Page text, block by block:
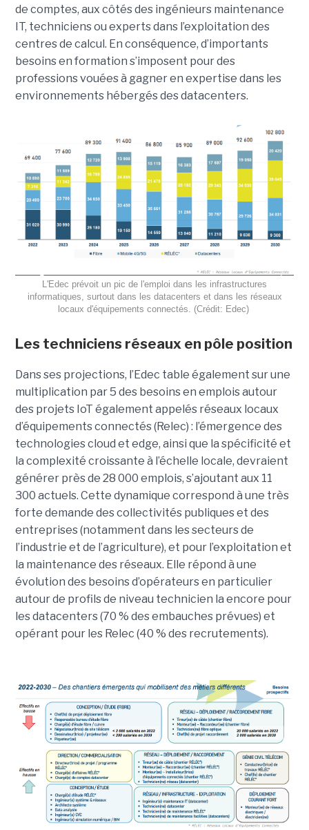
de comptes, aux côtés des ingénieurs maintenance
IT, techniciens ou experts dans l’exploitation des
centres de calcul. En conséquence, d’importants
besoins en formation s’imposent pour des
professions vouées à gagner en expertise dans les
environnements hébergés des datacenters.
L'Edec prévoit un pic de l'emploi dans les infrastructures
informatiques, surtout dans les datacenters et dans les réseaux
locaux d'équipements connectés. (Crédit: Edec)
Les techniciens réseaux en pôle position
Dans ses projections, l’Edec table également sur une
multiplication par 5 des besoins en emplois autour
des projets IoT également appelés réseaux locaux
d’équipements connectés (Relec) : l’émergence des
technologies cloud et edge, ainsi que la spécificité et
la complexité croissante à l’échelle locale, devraient
générer près de 28 000 emplois, s’ajoutant aux 11
300 actuels. Cette dynamique correspond à une très
forte demande des collectivités publiques et des
entreprises (notamment dans les secteurs de
l’industrie et de l’agriculture), et pour l’exploitation et
la maintenance des réseaux. Elle répond à une
évolution des besoins d’opérateurs en particulier
autour de profils de niveau technicien la encore pour
les datacenters (70 % des embauches prévues) et
opérant pour les Relec (40 % des recrutements).